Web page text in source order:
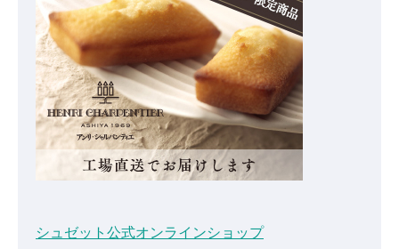
シュゼット公式オンラインショップ